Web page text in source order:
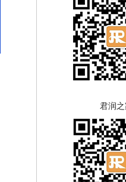
君润